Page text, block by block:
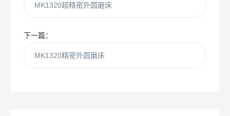
MK1320超精密外圆磨床
下一篇：
MK1320精密外圆磨床